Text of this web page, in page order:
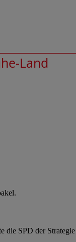
Land
SPD der